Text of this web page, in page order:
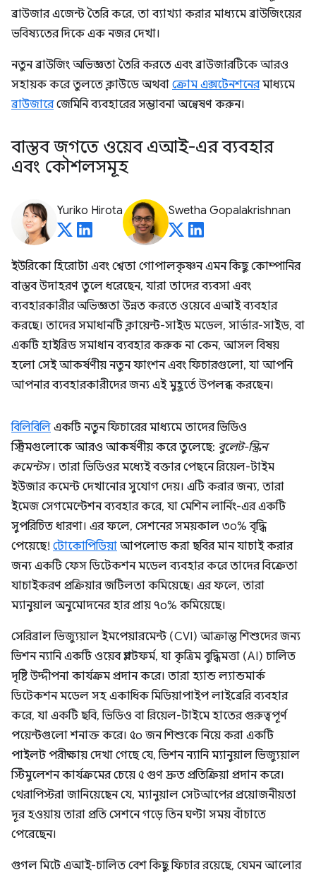
ব্রাউজার এজেন্ট তৈরি করে, তা ব্যাখ্যা করার মাধ্যমে ব্রাউজিংয়ের
ভবিষ্যতের দিকে এক নজর দেখা।
নতুন ব্রাউজিং অভিজ্ঞতা তৈরি করতে এবং ব্রাউজারটিকে আরও
সহায়ক করে তুলতে ক্লাউডে অথবা ক্রোম এক্সটেনশনেরমাধ্যমে
ব্রাউজারেজেমিনি ব্যবহারের সম্ভাবনা অন্বেষণ করুন।
বাস্তব জগতে ওয়েব এআই-এর ব্যবহার
এবং কৌশলসমূহ
Yuriko Hirota Swetha Gopalakrishnan
ইউরিকো হিরোটা এবং শ্বেতা গোপালকৃষ্ণন এমন কিছু কোম্পানির
বাস্তব উদাহরণ তুলে ধরেছেন, যারা তাদের ব্যবসা এবং
ব্যবহারকারীর অভিজ্ঞতা উন্নত করতে ওয়েবে এআই ব্যবহার
করছে। তাদের সমাধানটি ক্লায়েন্ট-সাইড মডেল, সার্ভার-সাইড, বা
একটি হাইব্রিড সমাধান ব্যবহার করুক না কেন, আসল বিষয়
হলো সেই আকর্ষণীয় নতুন ফাংশন এবং ফিচারগুলো, যা আপনি
আপনার ব্যবহারকারীদের জন্য এই মুহূর্তে উপলব্ধ করছেন।
বিলিবিলি একটি নতুন ফিচারের মাধ্যমে তাদের ভিডিও
স্ট্রিমগুলোকে আরও আকর্ষণীয় করে তুলেছে: বুলেট-স্ক্রিন
কমেন্টস। তারা ভিডিওর মধ্যেই বক্তার পেছনে রিয়েল-টাইম
ইউজার কমেন্ট দেখানোর সুযোগ দেয়। এটি করার জন্য, তারা
ইমেজ সেগমেন্টেশন ব্যবহার করে, যা মেশিন লার্নিং-এর একটি
সুপরিচিত ধারণা। এর ফলে, সেশনের সময়কাল ৩০% বৃদ্ধি
পেয়েছে! টোকোপিডিয়া আপলোড করা ছবির মান যাচাই করার
জন্য একটি ফেস ডিটেকশন মডেল ব্যবহার করে তাদের বিক্রেতা
যাচাইকরণ প্রক্রিয়ার জটিলতা কমিয়েছে। এর ফলে, তারা
ম্যানুয়াল অনুমোদনের হার প্রায় ৭০% কমিয়েছে।
সেরিব্রাল ভিজ্যুয়াল ইমপেয়ারমেন্ট (CVI) আক্রান্ত শিশুদের জন্য
ভিশন ন্যানি একটি ওয়েব প্ল্যাটফর্ম, যা কৃত্রিম বুদ্ধিমত্তা (AI) চালিত
দৃষ্টি উদ্দীপনা কার্যক্রম প্রদান করে। তারা হ্যান্ড ল্যান্ডমার্ক
ডিটেকশন মডেল সহ একাধিক মিডিয়াপাইপ লাইব্রেরি ব্যবহার
করে, যা একটি ছবি, ভিডিও বা রিয়েল-টাইমে হাতের গুরুত্বপূর্ণ
পয়েন্টগুলো শনাক্ত করে। ৫০ জন শিশুকে নিয়ে করা একটি
পাইলট পরীক্ষায় দেখা গেছে যে, ভিশন ন্যানি ম্যানুয়াল ভিজ্যুয়াল
স্টিমুলেশন কার্যক্রমের চেয়ে ৫ গুণ দ্রুত প্রতিক্রিয়া প্রদান করে।
থেরাপিস্টরা জানিয়েছেন যে, ম্যানুয়াল সেটআপের প্রয়োজনীয়তা
দূর হওয়ায় তারা প্রতি সেশনে গড়ে তিন ঘণ্টা সময় বাঁচাতে
পেরেছেন।
গুগল মিটে এআই-চালিত বেশ কিছু ফিচার রয়েছে, যেমন আলোর